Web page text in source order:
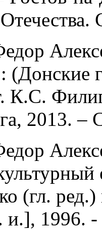
(Донские
К.С.
2013. –
(гл.
и.], 1996.